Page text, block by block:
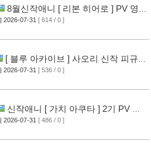
8월신작애니 [ 리본 히어로 ] PV 영
[11]
| 2026-07-31 [ 614 / 0 ]
[ 블루 아카이브 ] 사오리 신작 피규어
| 2026-07-31 [ 536 / 0 ]
신작애니 [ 가치 아쿠타 ] 2기 PV 영
[13]
| 2026-07-31 [ 486 / 0 ]